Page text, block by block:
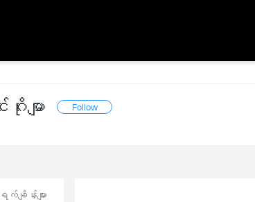
မျာ Follow
ျိန်းများ